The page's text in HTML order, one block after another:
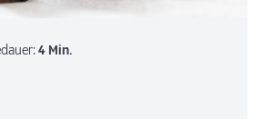
4 Min.